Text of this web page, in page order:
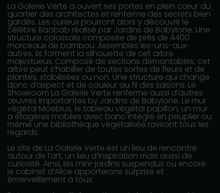
La Galerie Verte a ouvert ses portes en plein cœur du
quartier des architectes et renferme des secrets bien
gardés. Les curieux pourront alors y découvrir le
célèbre Baobab réalisé par Jardins de Babylone. Une
structure colossale composée de près de 4400
morceaux de bambou. Assemblés les-uns-aux-
autres, ils forment la silhouette de cet arbre
majestueux. Composé de sections démontables, cet
arbre peut s’habiller de toutes sortes de fleurs et de
plantes, stabilisées ou non. Une structure qui change
donc d’aspect et de couleur au fil des saisons. Le
Showroom La Galerie Verte renferme aussi d’autres
œuvres importantes by Jardins de Babylone. Le mur
végétal Moebius, le tableau végétal papillon, un mur
a étagères mobiles avec banc intégré en peuplier ou
même une bibliothèque végétalisée raviront tous les
regards.
Le site de La Galerie Verte est un lieu de rencontre
autour de l’art, un lieu d’inspiration mais aussi de
curiosité. Ainsi, les mini-jardins suspendus ou encore
le cabinet d’Alice apporterons surprise et
émerveillement à tous.